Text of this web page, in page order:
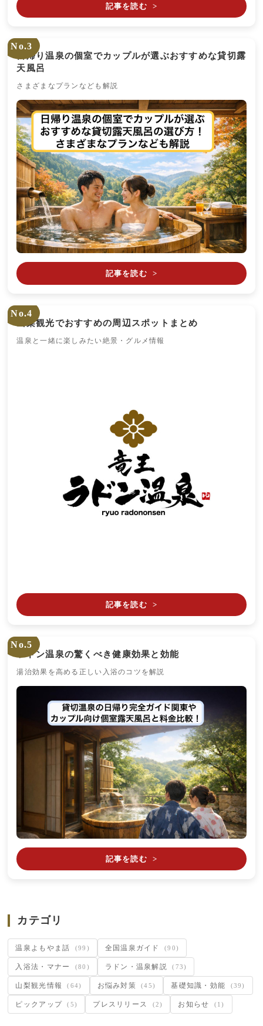
記事を読む >
No.3
日帰り温泉の個室でカップルが選ぶおすすめな貸切露
天風呂
さまざまなプランなども解説
記事を読む >
No.4
山梨観光でおすすめの周辺スポットまとめ
温泉と一緒に楽しみたい絶景・グルメ情報
記事を読む >
No.5
ラドン温泉の驚くべき健康効果と効能
湯治効果を高める正しい入浴のコツを解説
記事を読む >
カテゴリ
温泉よもやま話 (99) 全国温泉ガイド (90)
入浴法・マナー (80) ラドン・温泉解説 (73)
山梨観光情報 (64) お悩み対策 (45) 基礎知識・効能 (39)
ピックアップ (5) プレスリリース (2) お知らせ (1)